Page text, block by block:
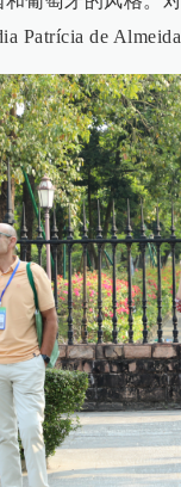
Patrícia de